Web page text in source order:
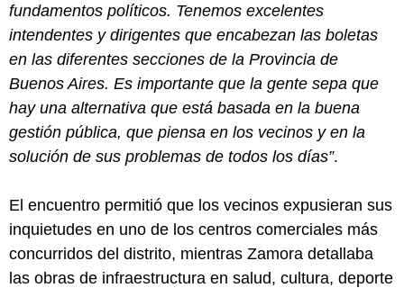
fundamentos políticos. Tenemos excelentes
intendentes y dirigentes que encabezan las boletas
en las diferentes secciones de la Provincia de
Buenos Aires. Es importante que la gente sepa que
hay una alternativa que está basada en la buena
gestión pública, que piensa en los vecinos y en la
solución de sus problemas de todos los días”.
El encuentro permitió que los vecinos expusieran sus
inquietudes en uno de los centros comerciales más
concurridos del distrito, mientras Zamora detallaba
las obras de infraestructura en salud, cultura, deporte